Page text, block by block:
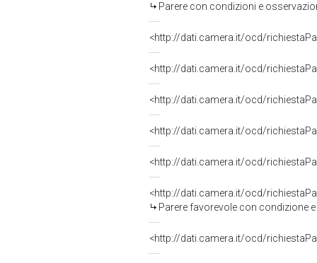
Parere con condizioni e
<http://dati.camera.it/ocd/
<http://dati.camera.it/ocd/
<http://dati.camera.it/ocd/
<http://dati.camera.it/ocd/
<http://dati.camera.it/ocd/
<http://dati.camera.it/ocd/
Parere favorevole con condizione
<http://dati.camera.it/ocd/